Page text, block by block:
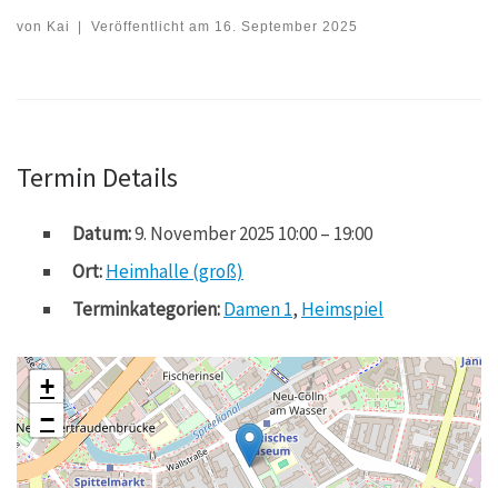
von Kai Veröffentlicht am 16. September 2025
Termin Details
Datum:9. November 2025 10:00– 19:00
Ort:Heimhalle (groß)
Terminkategorien:Damen 1, Heimspiel
+
−